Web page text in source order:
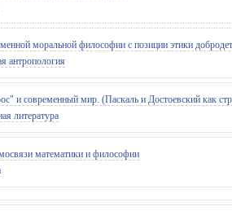
моральной философии с позиции этики
антропология
и современный мир. (Паскаль и Достоевский как
литература
математики и философии